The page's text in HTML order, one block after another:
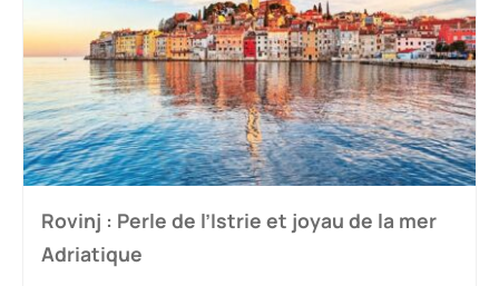
Rovinj : Perle de l’Istrie et joyau de la mer
Adriatique